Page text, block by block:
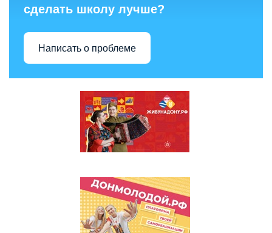
сделать школу лучше?
Написать о проблеме